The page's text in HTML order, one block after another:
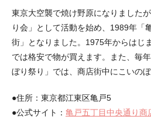
東京大空襲で焼け野原になりました
り会」として活動を始め、1989年「
街」となりました。1975年からはじ
では格安で物が買えます。また、毎
ぼり祭り」では、商店街中にこいのぼ
●住所：東京都江東区亀戸5
●公式サイト： 亀戸五丁目中央通り商